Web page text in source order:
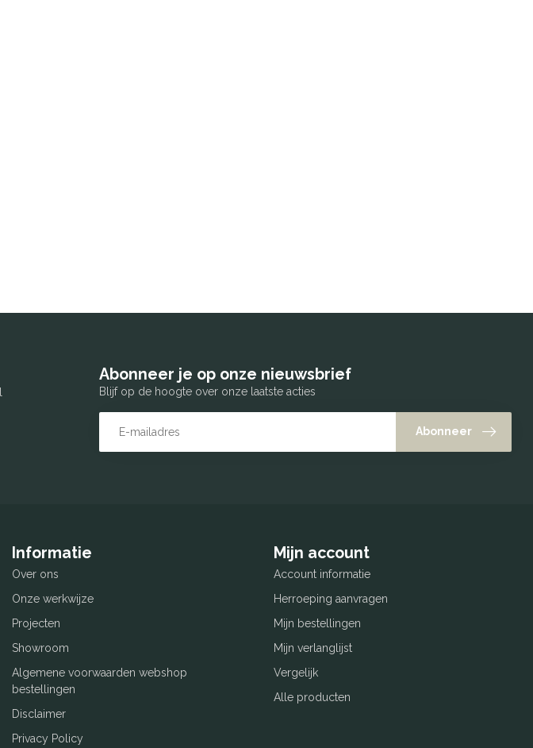
Abonneer je op onze nieuwsbrief
Blijf op de hoogte over onze laatste acties
Abonneer
Informatie
Over ons
Onze werkwijze
Projecten
Showroom
Algemene voorwaarden webshop
bestellingen
Disclaimer
Privacy Policy
Mijn account
Account informatie
Herroeping aanvragen
Mijn bestellingen
Mijn verlanglijst
Vergelijk
Alle producten